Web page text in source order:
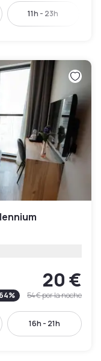
11h - 23h
20 €
64% 54 €por la noche
16h - 21h